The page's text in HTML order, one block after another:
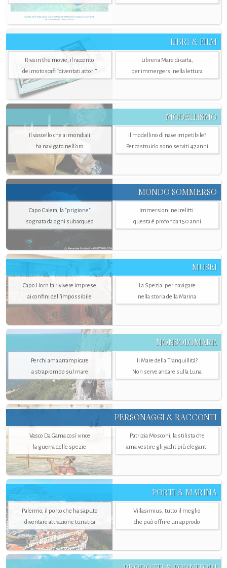
LIBRI & FILM
Riva in the movie, il racconto
dei motoscafi “diventati attori”
Libreria Mare di carta,
per immergersi nella lettura
MODELLISMO
Il vascello che ai mondiali
ha navigato nell’oro
Il modellino di nave irripetibile?
Per costruirlo sono serviti 47 anni
MONDO SOMMERSO
Capo Galera, la "prigione"
sognata da ogni subacqueo
Immersioni nei relitti:
questa è profonda 150 anni
MUSEI
Capo Horn fa rivivere imprese
ai confini dell’impossibile
La Spezia. per navigare
nella storia della Marina
NONSOLOMARE
Per chi ama arrampicare
a strapiombo sul mare
Il Mare della Tranquillità?
Non serve andare sulla Luna
PERSONAGGI & RACCONTI
Vasco Da Gama così vince
la guerra delle spezie
Patrizia Mosconi, la stilista che
ama vestire gli yacht più eleganti
PORTI & MARINA
Palermo, il porto che ha saputo
diventare attrazione turistica
Villasimius, tutto il meglio
che può offrire un approdo